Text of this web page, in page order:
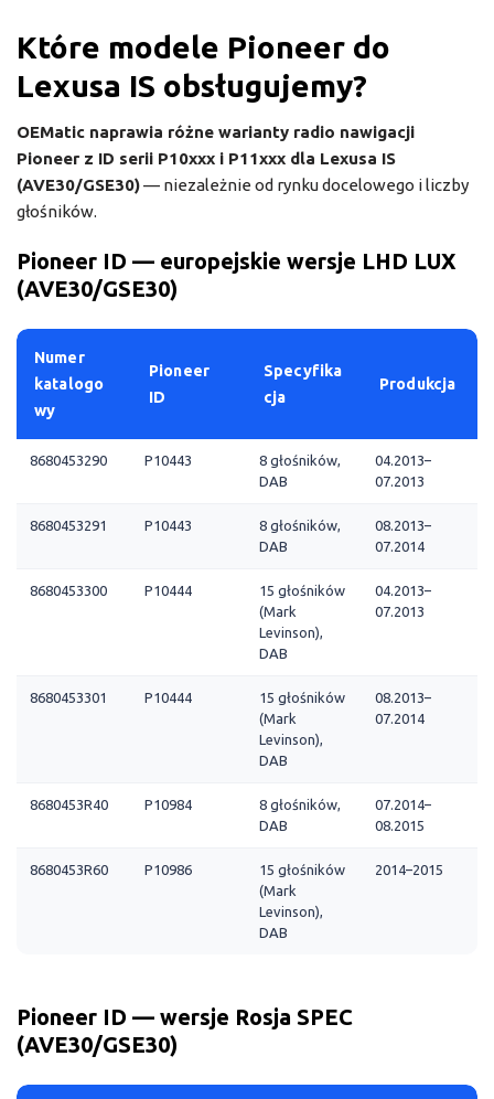
Które modele Pioneer do
Lexusa IS obsługujemy?
OEMatic naprawia różne warianty radio nawigacji
Pioneer z ID serii P10xxx i P11xxx dla Lexusa IS
(AVE30/GSE30)— niezależnie od rynku docelowego i liczby
głośników.
Pioneer ID — europejskie wersje LHD LUX
(AVE30/GSE30)
Numer
katalogo
wy
Pioneer
ID
Specyfika
cja
Produkcja
8680453290 P10443
8 głośników,
DAB
04.2013–
07.2013
8680453291 P10443
8 głośników,
DAB
08.2013–
07.2014
8680453300 P10444
15 głośników
(Mark
Levinson),
DAB
04.2013–
07.2013
8680453301 P10444
15 głośników
(Mark
Levinson),
DAB
08.2013–
07.2014
8680453R40 P10984
8 głośników,
DAB
07.2014–
08.2015
8680453R60 P10986
15 głośników
(Mark
Levinson),
DAB
2014–2015
Pioneer ID — wersje Rosja SPEC
(AVE30/GSE30)